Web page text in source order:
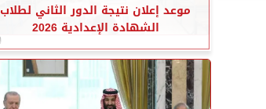
موعد إعلان نتيجة الدور الثاني لطلاب
الشهادة الإعدادية 2026